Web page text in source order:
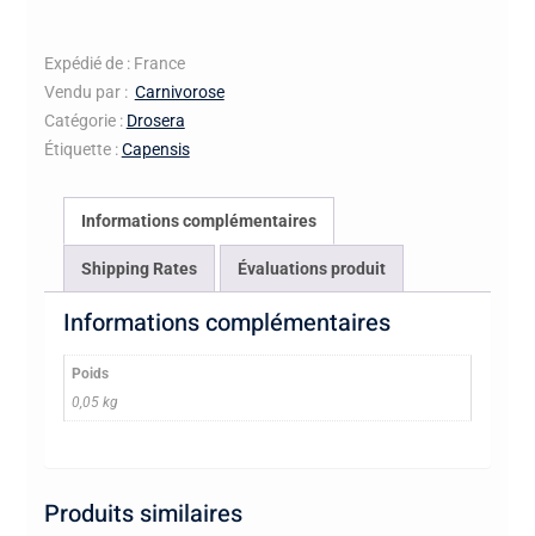
Expédié de : France
Vendu par : Carnivorose
Catégorie : Drosera
Étiquette :Capensis
Informations complémentaires
Shipping Rates Évaluations produit
Informations complémentaires
Poids
0,05 kg
Produits similaires